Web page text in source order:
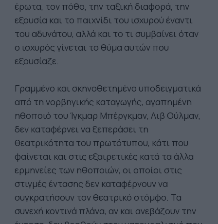
έρωτα, τον πόθο, την ταξική διαφορά, την
εξουσία και το παιχνίδι του ισχυρού έναντι
του αδυνάτου, αλλά και το τι συμβαίνει όταν
ο ισχυρός γίνεται το θύμα αυτών που
εξουσίαζε.
Γραμμένο και σκηνοθετημένο υποδειγματικά
από τη νορβηγικής καταγωγής, αγαπημένη
ηθοποιό του Ίγκμαρ Μπέργκμαν, Λιβ Ούλμαν,
δεν καταφέρνει να ξεπεράσει τη
θεατρικότητα του πρωτότυπου, κάτι που
φαίνεται και στις εξαιρετικές κατά τα άλλα
ερμηνείες των ηθοποιών, οι οποίοι στις
στιγμές έντασης δεν καταφέρνουν να
συγκρατήσουν τον θεατρικό στόμφο. Τα
συνεχή κοντινά πλάνα, αν και ανεβάζουν την